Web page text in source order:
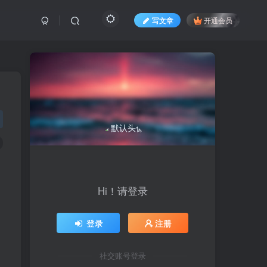
写文章 开通会员
Hi！请登录
登录 注册
社交账号登录